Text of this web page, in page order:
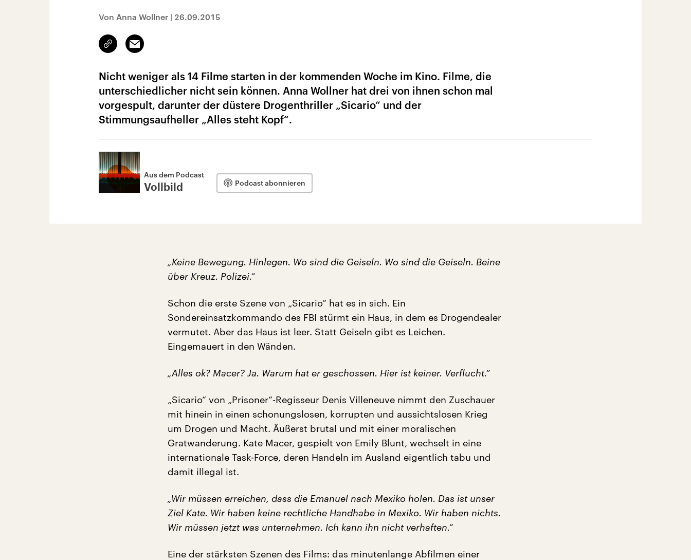
Von Anna Wollner | 26.09.2015
Link
kopieren/teilen
Email
Nicht weniger als 14 Filme starten in der kommenden Woche im Kino. Filme, die
unterschiedlicher nicht sein können. Anna Wollner hat drei von ihnen schon mal
vorgespult, darunter der düstere Drogenthriller „Sicario“ und der
Stimmungsaufheller „Alles steht Kopf“.
Aus dem Podcast
Vollbild Podcast abonnieren
„Keine Bewegung. Hinlegen. Wo sind die Geiseln. Wo sind die Geiseln. Beine
über Kreuz. Polizei.“
Schon die erste Szene von „Sicario“ hat es in sich. Ein
Sondereinsatzkommando des FBI stürmt ein Haus, in dem es Drogendealer
vermutet. Aber das Haus ist leer. Statt Geiseln gibt es Leichen.
Eingemauert in den Wänden.
„Alles ok? Macer? Ja. Warum hat er geschossen. Hier ist keiner. Verflucht.“
„Sicario“ von „Prisoner“-Regisseur Denis Villeneuve nimmt den Zuschauer
mit hinein in einen schonungslosen, korrupten und aussichtslosen Krieg
um Drogen und Macht. Äußerst brutal und mit einer moralischen
Gratwanderung. Kate Macer, gespielt von Emily Blunt, wechselt in eine
internationale Task-Force, deren Handeln im Ausland eigentlich tabu und
damit illegal ist.
„Wir müssen erreichen, dass die Emanuel nach Mexiko holen. Das ist unser
Ziel Kate. Wir haben keine rechtliche Handhabe in Mexiko. Wir haben nichts.
Wir müssen jetzt was unternehmen. Ich kann ihn nicht verhaften.“
Eine der stärksten Szenen des Films: das minutenlange Abfilmen einer